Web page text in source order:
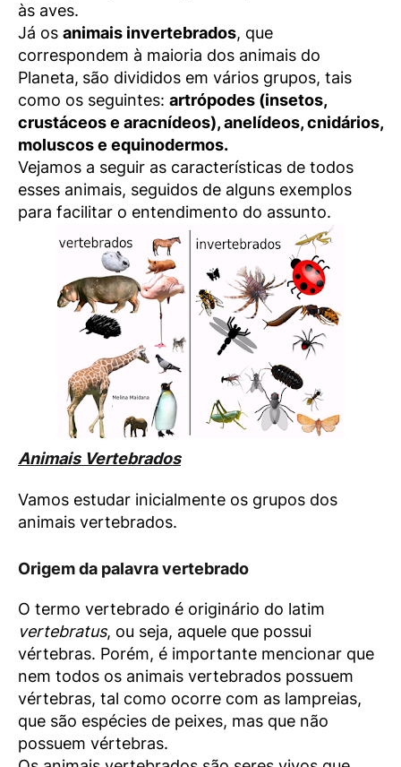
às aves.
Já os animais invertebrados, que
correspondem à maioria dos animais do
Planeta, são divididos em vários grupos, tais
como os seguintes: artrópodes (insetos,
crustáceos e aracnídeos), anelídeos, cnidários,
moluscos e equinodermos.
Vejamos a seguir as características de todos
esses animais, seguidos de alguns exemplos
para facilitar o entendimento do assunto.
Animais Vertebrados
Vamos estudar inicialmente os grupos dos
animais vertebrados.
Origem da palavra vertebrado
O termo vertebrado é originário do latim
vertebratus, ou seja, aquele que possui
vértebras. Porém, é importante mencionar que
nem todos os animais vertebrados possuem
vértebras, tal como ocorre com as lampreias,
que são espécies de peixes, mas que não
possuem vértebras.